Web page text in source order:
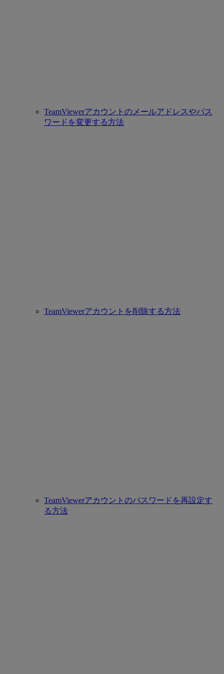
TeamViewerアカウントのメールアドレスやパス
ワードを変更する方法
TeamViewerアカウントを削除する方法
TeamViewerアカウントのパスワードを再設定す
る方法